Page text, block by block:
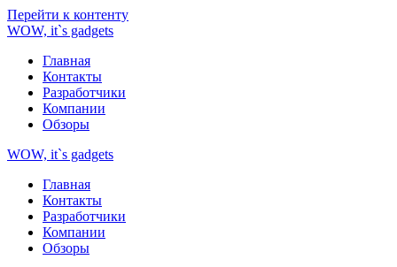
Перейти к контенту
WOW, it`s gadgets
Главная
Контакты
Разработчики
Компании
Обзоры
WOW, it`s gadgets
Главная
Контакты
Разработчики
Компании
Обзоры